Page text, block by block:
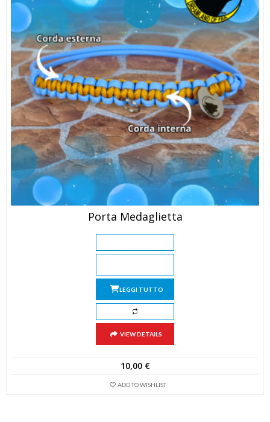
Porta Medaglietta
LEGGI TUTTO
VIEW DETAILS
10,00 €
ADD TO WISHLIST